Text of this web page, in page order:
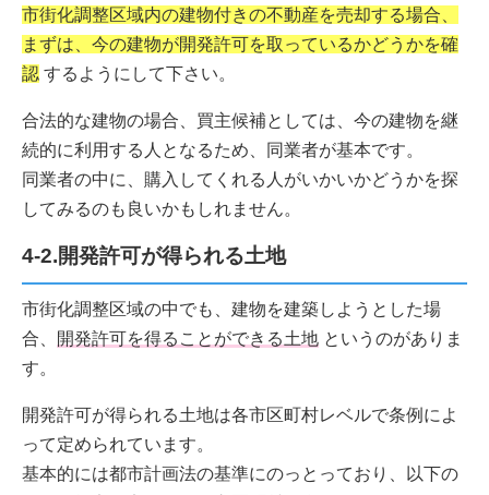
市街化調整区域内の建物付きの不動産を売却する場合、
まずは、今の建物が開発許可を取っているかどうかを確
認 するようにして下さい。
合法的な建物の場合、買主候補としては、今の建物を継
続的に利用する人となるため、同業者が基本です。
同業者の中に、購入してくれる人がいかいかどうかを探
してみるのも良いかもしれません。
4-2.開発許可が得られる土地
市街化調整区域の中でも、建物を建築しようとした場
合、
開発許可を得ることができる土地 というのがありま
す。
開発許可が得られる土地は各市区町村レベルで条例によ
って定められています。
基本的には都市計画法の基準にのっとっており、以下の